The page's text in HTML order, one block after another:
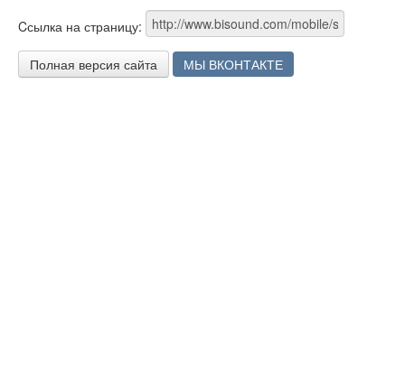
Cсылка на страницу:
Полная версия сайта МЫ ВКОНТАКТЕ